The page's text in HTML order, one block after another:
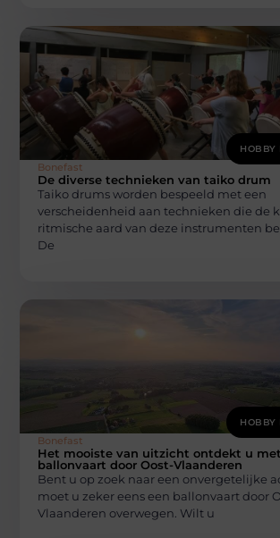
HOBBY
Bonefast
De diverse technieken van taiko drum
Taiko drums worden bespeeld met een
verscheidenheid aan technieken die de
ritmische aard van deze instrumenten
De
HOBBY
Bonefast
Het mooiste van uitzicht ontdekt u met
ballonvaart door Oost-Vlaanderen
Bent u op zoek naar een onvergetelijke
moet u zeker eens een ballonvaart door
Vlaanderen overwegen. Wilt u